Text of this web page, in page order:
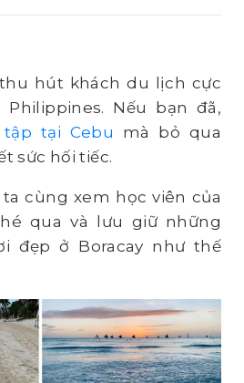
hút khách du lịch cực
Nếu bạn đã,
tập tại Cebu
mà bỏ qua
sức hối tiếc.
cùng xem học viên của
qua và lưu giữ những
đẹp ở Boracay như thế